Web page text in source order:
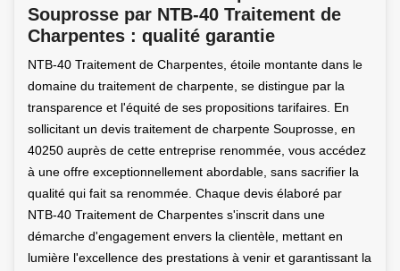
Souprosse par NTB-40 Traitement de
Charpentes : qualité garantie
NTB-40 Traitement de Charpentes, étoile montante dans le
domaine du traitement de charpente, se distingue par la
transparence et l'équité de ses propositions tarifaires. En
sollicitant un devis traitement de charpente Souprosse, en
40250 auprès de cette entreprise renommée, vous accédez
à une offre exceptionnellement abordable, sans sacrifier la
qualité qui fait sa renommée. Chaque devis élaboré par
NTB-40 Traitement de Charpentes s'inscrit dans une
démarche d'engagement envers la clientèle, mettant en
lumière l'excellence des prestations à venir et garantissant la